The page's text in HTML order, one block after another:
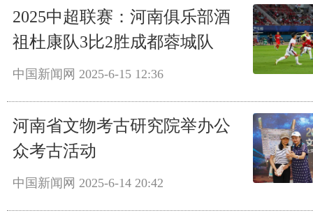
2025中超联赛：河南俱乐部酒
祖杜康队3比2胜成都蓉城队
中国新闻网 2025-6-15 12:36
河南省文物考古研究院举办公
众考古活动
中国新闻网 2025-6-14 20:42